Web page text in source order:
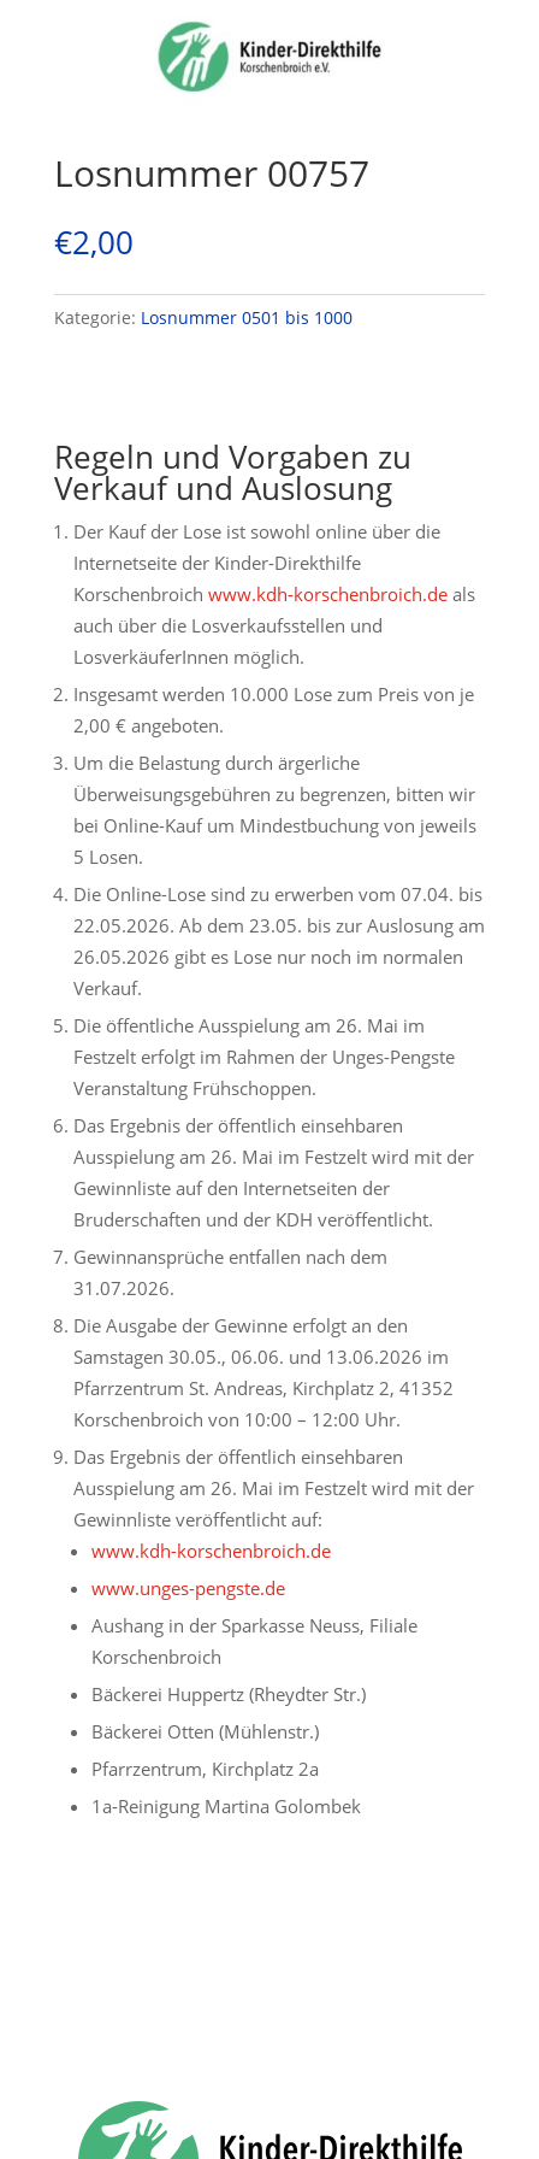
Losnummer 00757
€2,00
Kategorie: Losnummer 0501 bis 1000
Regeln und Vorgaben zu
Verkauf und Auslosung
Der Kauf der Lose ist sowohl online über die
Internetseite der Kinder-Direkthilfe
Korschenbroich www.kdh-korschenbroich.deals
auch über die Losverkaufsstellen und
LosverkäuferInnen möglich.
Insgesamt werden 10.000 Lose zum Preis von je
2,00 € angeboten.
Um die Belastung durch ärgerliche
Überweisungsgebühren zu begrenzen, bitten wir
bei Online-Kauf um Mindestbuchung von jeweils
5 Losen.
Die Online-Lose sind zu erwerben vom 07.04. bis
22.05.2026. Ab dem 23.05. bis zur Auslosung am
26.05.2026 gibt es Lose nur noch im normalen
Verkauf.
Die öffentliche Ausspielung am 26. Mai im
Festzelt erfolgt im Rahmen der Unges-Pengste
Veranstaltung Frühschoppen.
Das Ergebnis der öffentlich einsehbaren
Ausspielung am 26. Mai im Festzelt wird mit der
Gewinnliste auf den Internetseiten der
Bruderschaften und der KDH veröffentlicht.
Gewinnansprüche entfallen nach dem
31.07.2026.
Die Ausgabe der Gewinne erfolgt an den
Samstagen 30.05., 06.06. und 13.06.2026 im
Pfarrzentrum St. Andreas, Kirchplatz 2, 41352
Korschenbroich von 10:00 – 12:00 Uhr.
Das Ergebnis der öffentlich einsehbaren
Ausspielung am 26. Mai im Festzelt wird mit der
Gewinnliste veröffentlicht auf:
www.kdh-korschenbroich.de
www.unges-pengste.de
Aushang in der Sparkasse Neuss, Filiale
Korschenbroich
Bäckerei Huppertz (Rheydter Str.)
Bäckerei Otten (Mühlenstr.)
Pfarrzentrum, Kirchplatz 2a
1a-Reinigung Martina Golombek